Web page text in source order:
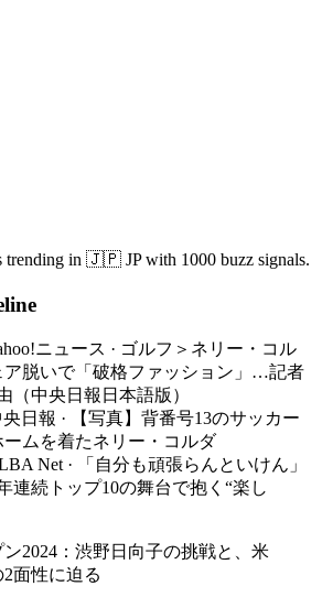
in 🇯🇵 JP with 1000 buzz signals.
ニュース · ゴルフ＞ネリー・コル
ア脱いで「破格ファッション」…記者
（中央日報日本語版）
日報 ·
【写真】背番号13のサッカー
ムを着たネリー・コルダ
Net ·
「自分も頑張らんといけん」
連続トップ10の舞台で抱く“楽し
2024：渋野日向子の挑戦と、米
面性に迫る